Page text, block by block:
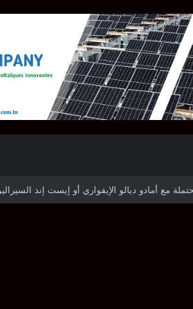
جرجيس يصطدم بديامبارس السنغالي